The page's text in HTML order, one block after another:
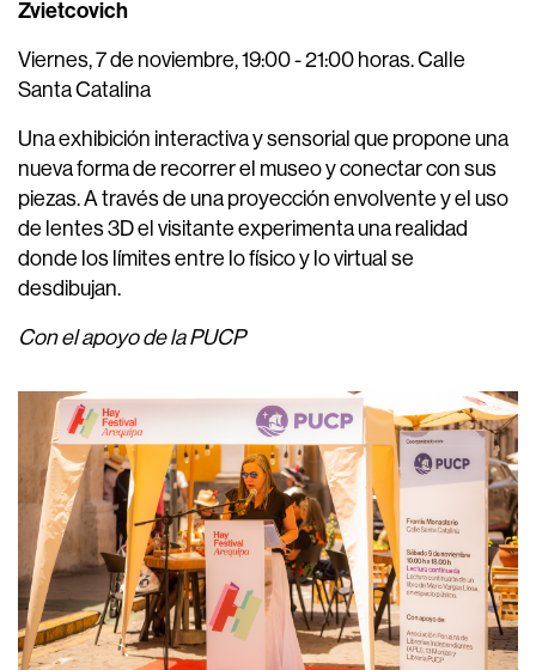
Zvietcovich
Viernes, 7 de noviembre, 19:00 - 21:00 horas. Calle
Santa Catalina
Una exhibición interactiva y sensorial que propone una
nueva forma de recorrer el museo y conectar con sus
piezas. A través de una proyección envolvente y el uso
de lentes 3D el visitante experimenta una realidad
donde los límites entre lo físico y lo virtual se
desdibujan.
Con el apoyo de la PUCP